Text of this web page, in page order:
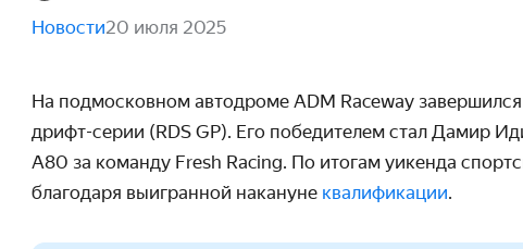
Новости20 июля 2025
На подмосковном автодроме ADM Raceway
дрифт-серии (RDS GP). Его победителем стал Дамир
A80 за команду Fresh Racing. По итогам уикенда
благодаря выигранной накануне квалификации.